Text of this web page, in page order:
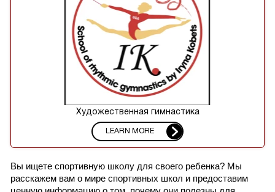
Художественная гимнастика
LEARN MORE
Вы ищете спортивную школу для своего ребенка? Мы
расскажем вам о мире спортивных школ и предоставим